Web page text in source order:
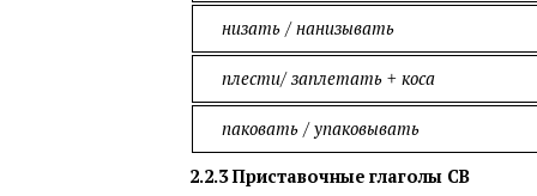
низать /нанизывать
плести/заплетать + коса
паковать /упаковывать
2.2.3 Приставочные глаголы СВ